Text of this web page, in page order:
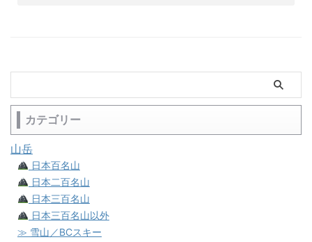
カテゴリー
山岳
日本百名山
日本二百名山
日本三百名山
日本三百名山以外
≫ 雪山／BCスキー